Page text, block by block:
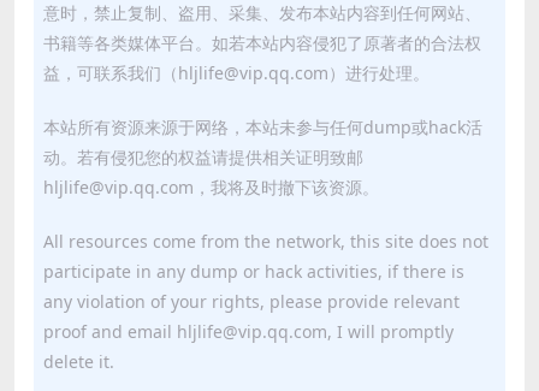
意时，禁止复制、盗用、采集、发布本站内容到任何网站、
书籍等各类媒体平台。如若本站内容侵犯了原著者的合法权
益，可联系我们（hljlife@vip.qq.com）进行处理。
本站所有资源来源于网络，本站未参与任何dump或hack活
动。若有侵犯您的权益请提供相关证明致邮
hljlife@vip.qq.com，我将及时撤下该资源。
All resources come from the network, this site does not
participate in any dump or hack activities, if there is
any violation of your rights, please provide relevant
proof and email hljlife@vip.qq.com, I will promptly
delete it.